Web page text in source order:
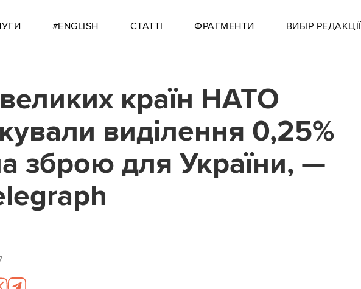
#ENGLISH СТАТТІ ФРАГМЕНТИ ВИБІР РЕДАКЦІЇ
країн НАТО
виділення 0,25%
зброю для України, —